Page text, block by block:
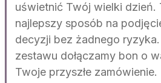
uświetnić Twój wielki dzień.
najlepszy sposób na
decyzji bez żadnego
zestawu dołączamy bon o
Twoje przyszłe zamówienie.